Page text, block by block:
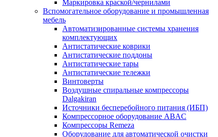
Маркировка краской/чернилами
Вспомогательное оборудование и промышленная
мебель
Автоматизированные системы хранения
комплектующих
Антистатические коврики
Антистатические поддоны
Антистатические тары
Антистатические тележки
Винтоверты
Воздушные спиральные компрессоры
Dalgakiran
Источники бесперебойного питания (ИБП)
Компрессорное оборудование ABAC
Компрессоры Remeza
Оборудование для автоматической очистки